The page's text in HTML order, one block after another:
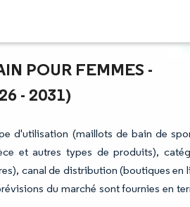
POUR FEMMES -
- 2031)
d'utilisation (maillots de bain de
et autres types de produits),
canal de distribution (boutiques en
du marché sont fournies en